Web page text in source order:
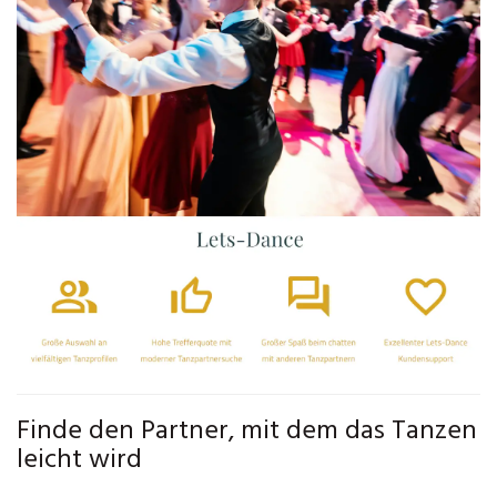
Finde den Partner, mit dem das Tanzen
leicht wird